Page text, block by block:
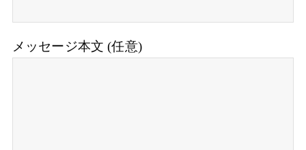
メッセージ本文 (任意)